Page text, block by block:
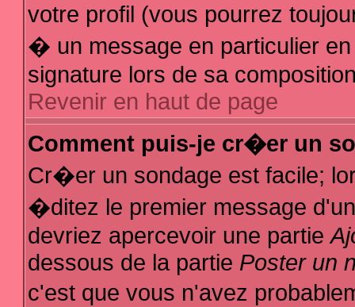
votre profil (vous pourrez
� un message en particulier
signature lors de sa
Revenir en haut de page
Comment puis-je cr�er un
Cr�er un sondage est facile;
�ditez le premier message
devriez apercevoir une partie
dessous de la partie Poster un
c'est que vous n'avez